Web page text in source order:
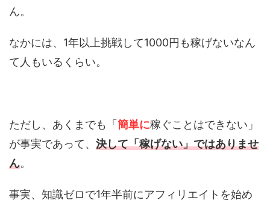
ん。
なかには、1年以上挑戦して1000円も稼げないなん
て人もいるくらい。
ただし、あくまでも「 簡単に稼ぐことはできない」
が事実であって、 決して「稼げない」ではありませ
ん。
事実、知識ゼロで1年半前にアフィリエイトを始め